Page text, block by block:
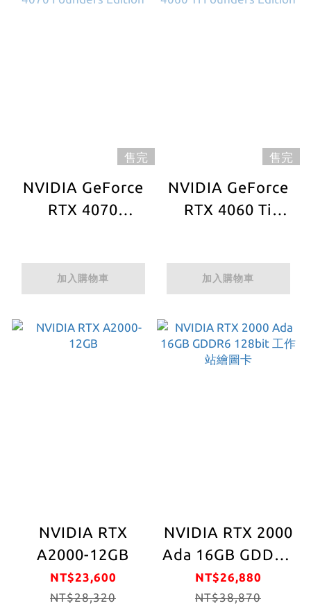
售完
NVIDIA GeForce
RTX 4070
加入購物車
售完
NVIDIA GeForce
RTX 4060 Ti
加入購物車
NVIDIA RTX
A2000-12GB
NT$23,600
NT$28,320
NVIDIA RTX 2000
Ada 16GB GDDR6
128bit 工作站繪
圖卡
NT$26,880
NT$38,870